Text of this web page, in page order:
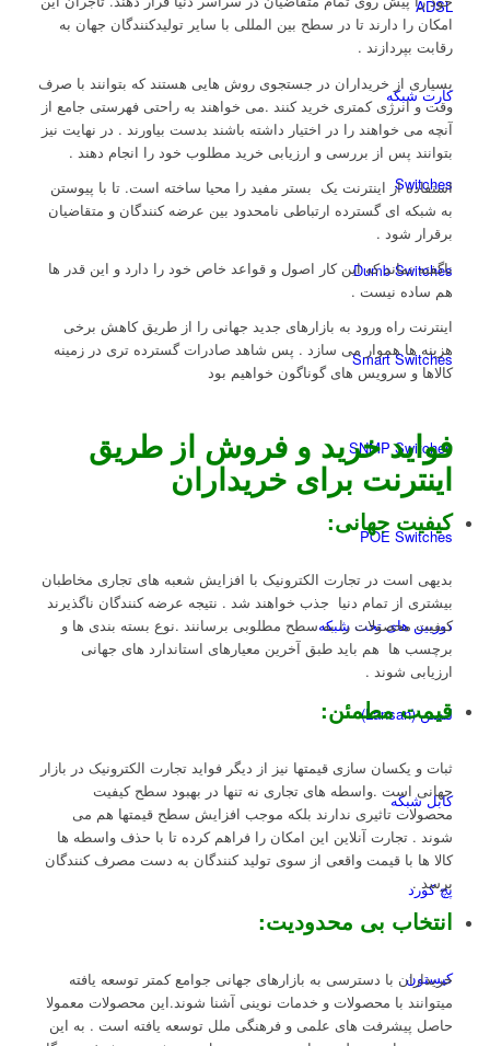
ADSL
کارت شبکه
Switches
Dumb Switches
Smart Switches
SNMP Switches
POE Switches
دوربین های تحت شبکه
لنسن (Lansan)
کابل شبکه
پچ کورد
کیستون
امکان را دارند تا در سطح بین المللی با سایر تولیدکنندگان جهان به
رقابت بپردازند .
بسیاری از خریداران در جستجوی روش هایی هستند که بتوانند با صرف
وقت و انرژی کمتری خرید کنند .می خواهند به راحتی فهرستی جامع از
آنچه می خواهند را در اختیار داشته باشند بدست بیاورند . در نهایت نیز
بتوانند پس از بررسی و ارزیابی خرید مطلوب خود را انجام دهند .
استفاده از اینترنت یک بستر مفید را محیا ساخته است. تا با پیوستن
به شبکه ای گسترده ارتباطی نامحدود بین عرضه کنندگان و متقاضیان
برقرار شود .
ناگفته نماند که این کار اصول و قواعد خاص خود را دارد و این قدر ها
هم ساده نیست .
اینترنت راه ورود به بازارهای جدید جهانی را از طریق کاهش برخی
هزینه ها هموار می سازد . پس شاهد صادرات گسترده تری در زمینه
کالاها و سرویس های گوناگون خواهیم بود
فواید خرید و فروش از طریق
اینترنت برای خریداران
کیفیت جهانی:
بدیهی است در تجارت الکترونیک با افزایش شعبه های تجاری مخاطبان
بیشتری از تمام دنیا جذب خواهند شد . نتیجه عرضه کنندگان ناگذیرند
کیفیت محصولات را به سطح مطلوبی برسانند .نوع بسته بندی ها و
برچسب ها هم باید طبق آخرین معیارهای استاندارد های جهانی
ارزیابی شوند .
قیمت مطمئن:
ثبات و یکسان سازی قیمتها نیز از دیگر فواید تجارت الکترونیک در بازار
جهانی است .واسطه های تجاری نه تنها در بهبود سطح کیفیت
محصولات تاثیری ندارند بلکه موجب افزایش سطح قیمتها هم می
شوند . تجارت آنلاین این امکان را فراهم کرده تا با حذف واسطه ها
کالا ها با قیمت واقعی از سوی تولید کنندگان به دست مصرف کنندگان
برسد .
انتخاب بی محدودیت:
خریداران با دسترسی به بازارهای جهانی جوامع کمتر توسعه یافته
میتوانند با محصولات و خدمات نوینی آشنا شوند.این محصولات معمولا
حاصل پیشرفت های علمی و فرهنگی ملل توسعه یافته است . به این